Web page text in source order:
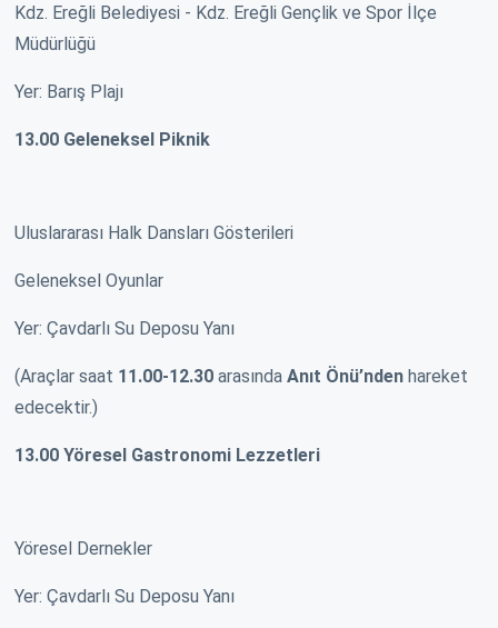
Kdz. Ereğli Belediyesi - Kdz. Ereğli Gençlik ve Spor İlçe
Müdürlüğü
Yer: Barış Plajı
13.00 Geleneksel Piknik
Uluslararası Halk Dansları Gösterileri
Geleneksel Oyunlar
Yer: Çavdarlı Su Deposu Yanı
(Araçlar saat 11.00-12.30 arasında Anıt Önü’nden hareket
edecektir.)
13.00 Yöresel Gastronomi Lezzetleri
Yöresel Dernekler
Yer: Çavdarlı Su Deposu Yanı